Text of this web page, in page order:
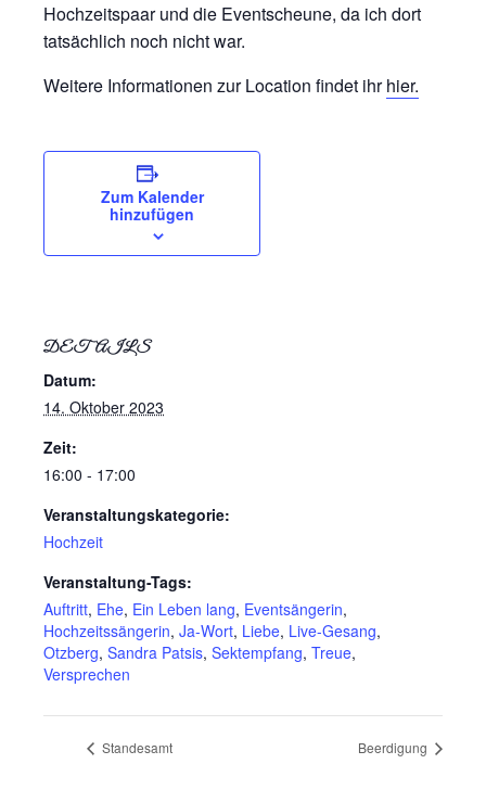
Hochzeitspaar und die Eventscheune, da ich dort
tatsächlich noch nicht war.
Weitere Informationen zur Location findet ihrhier.
Zum Kalender
hinzufügen
DETAILS
Datum:
14. Oktober 2023
Zeit:
16:00 - 17:00
Veranstaltungskategorie:
Hochzeit
Veranstaltung-Tags:
Auftritt, Ehe, Ein Leben lang, Eventsängerin,
Hochzeitssängerin, Ja-Wort, Liebe, Live-Gesang,
Otzberg, Sandra Patsis, Sektempfang, Treue,
Versprechen
Standesamt Beerdigung